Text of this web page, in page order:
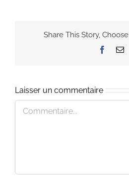
Share This Story,
Laisser un commentaire
Commentaire